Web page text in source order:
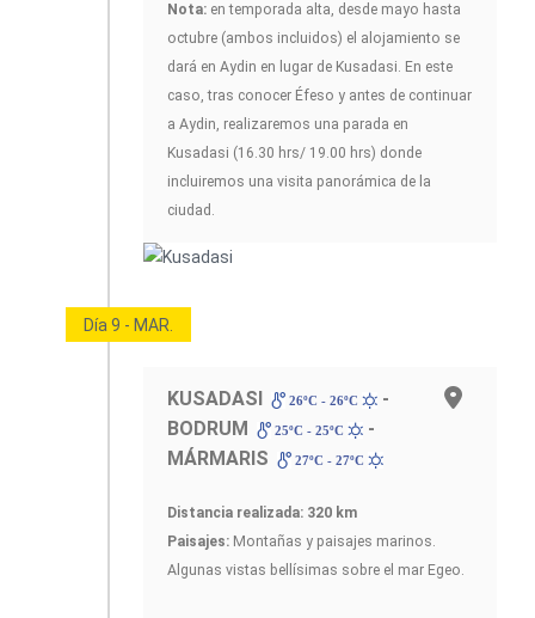
Nota: en temporada alta, desde mayo hasta
octubre (ambos incluidos) el alojamiento se
dará en Aydin en lugar de Kusadasi. En este
caso, tras conocer Éfeso y antes de continuar
a Aydin, realizaremos una parada en
Kusadasi (16.30 hrs/ 19.00 hrs) donde
incluiremos una visita panorámica de la
ciudad.
Día 9 - MAR.
KUSADASI 26ºC - 26ºC
-
BODRUM
25ºC - 25ºC
-
MÁRMARIS
27ºC - 27ºC
Distancia realizada: 320 km
Paisajes: Montañas y paisajes marinos.
Algunas vistas bellísimas sobre el mar Egeo.